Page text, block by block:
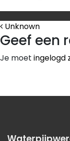
Bericht
Unknown
Geef een
Je moet ingelogd